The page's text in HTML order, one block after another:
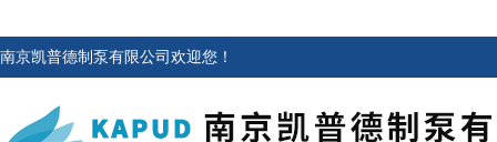
南京凯普德制泵有限公司欢迎您！